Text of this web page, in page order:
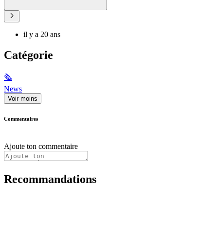
il y a 20 ans
Catégorie
🗞
News
Voir moins
Commentaires
Ajoute ton commentaire
Recommandations